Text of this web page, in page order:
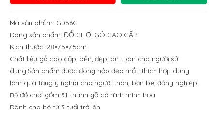
Mã sản phẩm: G056C
Dòng sản phẩm: ĐỒ CHƠI GÔ CAO CẤP
Kích thước: 28×7.5×7.5cm
Chất liệu gỗ cao cấp, bền, đẹp, an toàn cho người sử
dụng.Sản phẩm được đóng hộp đẹp mắt, thích hợp dùng
làm quà tặng ý nghĩa cho người thân, bạn bè, đồng nghiệp.
Bộ đồ chơi gồm 51 thanh gỗ có hình minh họa
Dành cho bé từ 3 tuổi trở lên